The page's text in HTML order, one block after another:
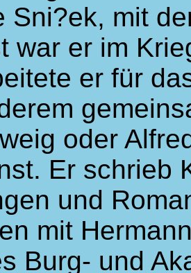
Sni?ek, mit
war er im
er für
oder
Er schrieb
und
mit
Burg- und